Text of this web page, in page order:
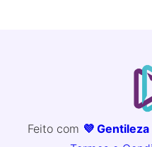
Feito com 💜 Gentileza